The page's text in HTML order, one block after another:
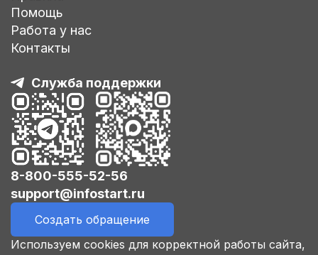
Помощь
Работа у нас
Контакты
Служба поддержки
8-800-555-52-56
support@infostart.ru
Создать обращение
Используем cookies для корректной работы сайта,